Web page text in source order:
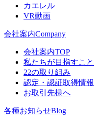
カエレル
VR動画
会社案内Company
会社案内TOP
私たちが目指すこと
22の取り組み
認定・認証取得情報
お取引先様へ
各種お知らせBlog